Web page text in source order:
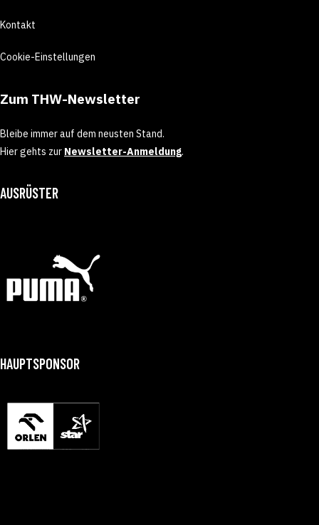
Kontakt
Cookie-Einstellungen
Zum THW-Newsletter
Bleibe immer auf dem neusten Stand.
Hier gehts zur Newsletter-Anmeldung.
AUSRÜSTER
HAUPTSPONSOR